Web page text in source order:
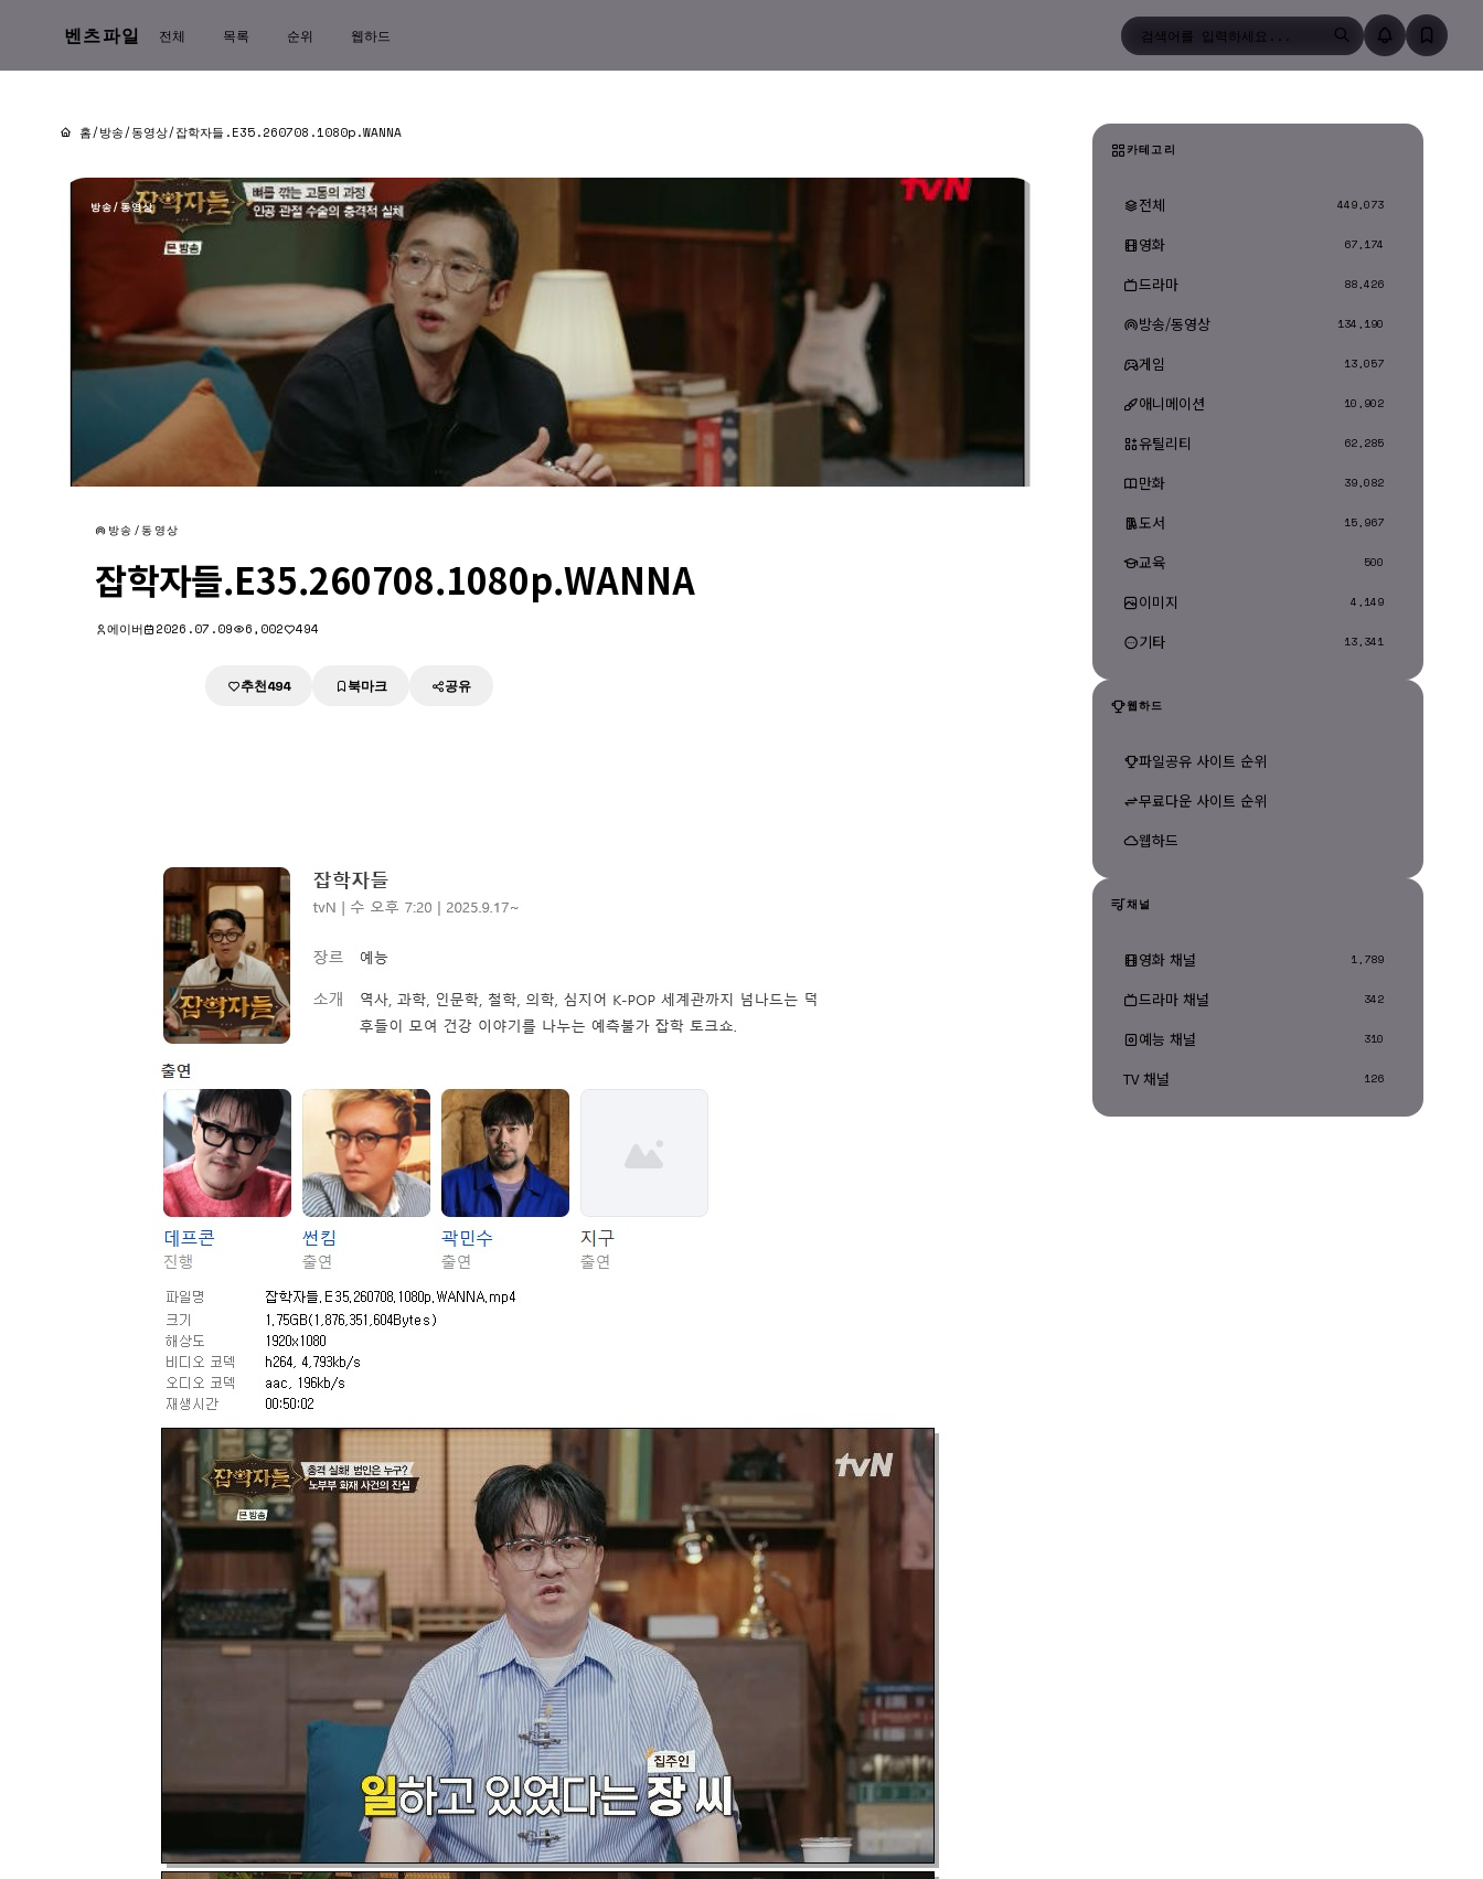
벤츠파일 전체 목록 순위 웹하드 검색
홈/방송/동영상/잡학자들.E35.260708.1080p.WANNA
방송/동영상
방송/동영상
잡학자들.E35.260708.1080p.WANNA
에이버 2026.07.09 6,002 494
추천494 북마크 공유
카테고리
전체 449,073
영화 67,174
드라마 88,426
방송/동영상 134,190
게임 13,057
애니메이션 10,902
유틸리티 62,285
만화 39,082
도서 15,967
교육 500
이미지 4,149
기타 13,341
웹하드
파일공유 사이트 순위
무료다운 사이트 순위
웹하드
채널
영화 채널 1,789
드라마 채널 342
예능 채널 310
TV 채널 126